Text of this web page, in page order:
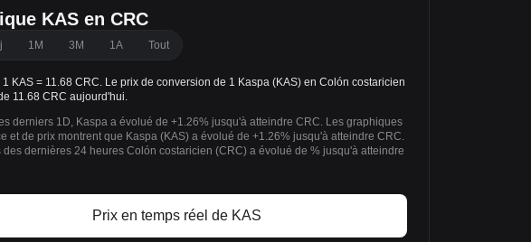
KAS en CRC
1M 3M 1A Tout
1 KAS = 11.68 CRC. Le prix de conversion de 1 Kaspa (KAS) en Colón costaricien
11.68 CRC aujourd'hui.
derniers 1D, Kaspa a évolué de +1.26% jusqu'à atteindre CRC. Les graphiques
et de prix montrent que Kaspa (KAS) a évolué de +1.26% jusqu'à atteindre CRC.
des dernières 24 heures Colón costaricien (CRC) a évolué de % jusqu'à atteindre
Prix en temps réel de KAS